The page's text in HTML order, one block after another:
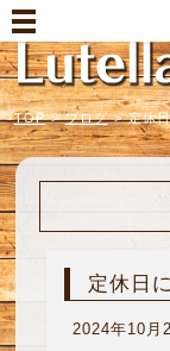
TOP > ブログ > 定休
定休日
2024年10月